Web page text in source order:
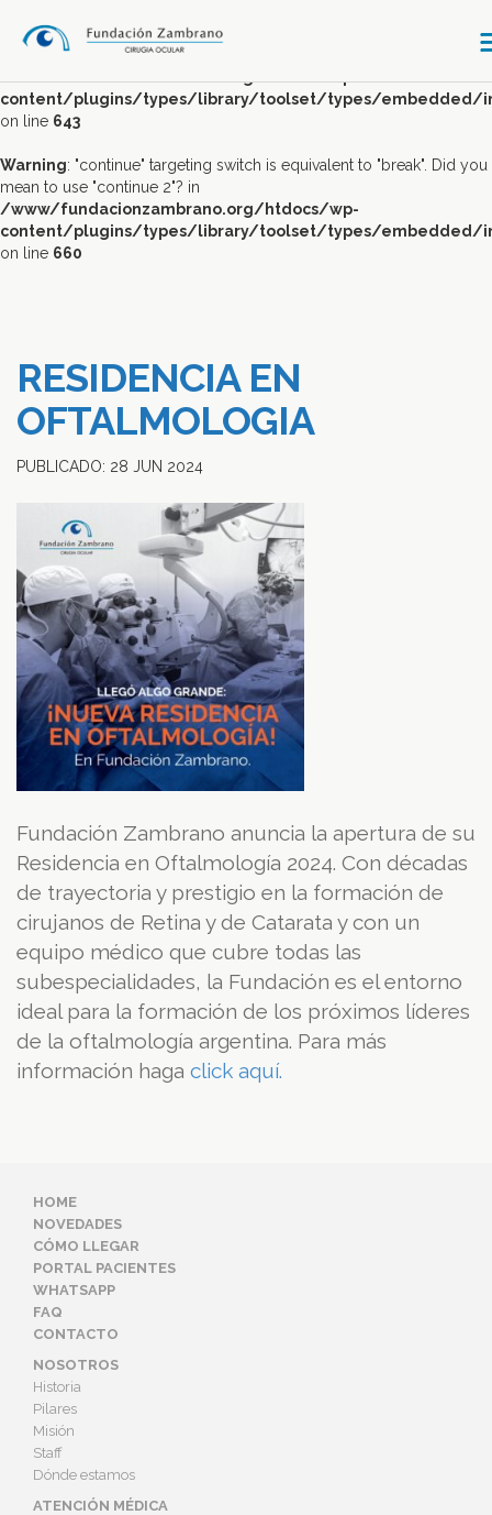
Warning : "continue" targeting switch is equivalent to "break". Did you
mean to use "continue 2"? in
content/plugins/types/library/toolset/types/embedded/
on line 643
Warning: "continue" targeting switch is equivalent to "break". Did you
mean to use "continue 2"? in
/www/fundacionzambrano.org/htdocs/wp-
content/plugins/types/library/toolset/types/embedded/
on line 660
RESIDENCIA EN
OFTALMOLOGIA
PUBLICADO: 28 JUN 2024
Fundación Zambrano anuncia la apertura de su
Residencia en Oftalmología 2024. Con décadas
de trayectoria y prestigio en la formación de
cirujanos de Retina y de Catarata y con un
equipo médico que cubre todas las
subespecialidades, la Fundación es el entorno
ideal para la formación de los próximos líderes
de la oftalmología argentina. Para más
información haga click aquí.
HOME
NOVEDADES
CÓMO LLEGAR
PORTAL PACIENTES
WHATSAPP
FAQ
CONTACTO
NOSOTROS
Historia
Pilares
Misión
Staff
Dónde estamos
ATENCIÓN MÉDICA